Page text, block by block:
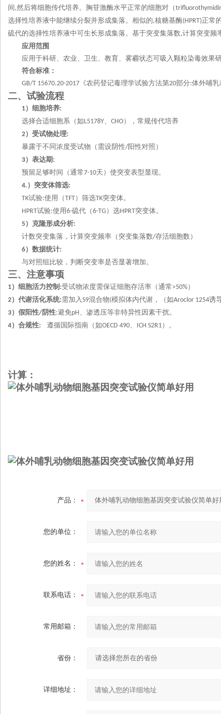
间 ,然后将细胞传代培养。胸苷激酶水平正常的细胞对（
选择性培养液中能继续分裂并形成集落。相似的,核糖基酶(HPRT)正常
硫代的选择性培养液中可生长形成集落。基于突变集落数,计算突变频
应用范围
应用于科研、农业、卫生、教育、雾霾状态可吸入颗粒染毒效果
符合标准：
GB/T 15670.20-2017 《农药登记毒理学试验方法第20部分:体外哺
二、试验流程
1）细胞培养:
选择合适细胞系（如L5178Y、 CHO），常规传代培养
2）受试物处理:
暴露于不同浓度受试物（需设阴性/阳性对照）
3）表达期 :
预留足够时间（通常7-10天）使突变表型显现。
4. ）突变体筛选:
TK试验:使用（TFT）筛选TK突变体。
HPRT试验:使用6-硫代（6-TG ）选HPRT突变体。
5）克隆形成分析:
计数突变集落，计算突变频率（突变集落数/存活细胞数）
6）数据统计:
与对照组比较，判断突变率是否显著增加。
三、注意事项
1）细胞活力控制 :受试物浓度需保证细胞存活率（通常 >50%）
2）代谢活化系统:需加入S9混合物(模拟体内代谢，（如Aroclor 1254诱
3）假阳性/ 阴性:避免pH、渗透压等非特异性因素干扰。
4）合规性: 遵循国际指南（如OECD 490、 ICH S2R1）。
计算：
产品：
您的单位：
您的姓名：
联系电话：
常用邮箱：
省份：
详细地址：